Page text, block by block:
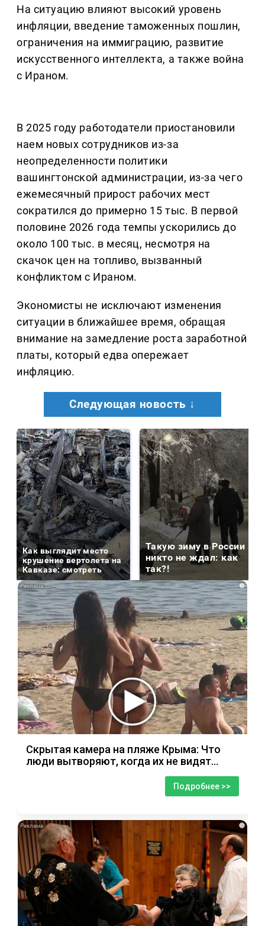
На ситуацию влияют высокий уровень
инфляции, введение таможенных пошлин,
ограничения на иммиграцию, развитие
искусственного интеллекта, а также война
с Ираном.
В 2025 году работодатели приостановили
наем новых сотрудников из-за
неопределенности политики
вашингтонской администрации, из-за чего
ежемесячный прирост рабочих мест
сократился до примерно 15 тыс. В первой
половине 2026 года темпы ускорились до
около 100 тыс. в месяц, несмотря на
скачок цен на топливо, вызванный
конфликтом с Ираном.
Экономисты не исключают изменения
ситуации в ближайшее время, обращая
внимание на замедление роста заработной
платы, который едва опережает
инфляцию.
Следующая новость ↓
Как выглядит место
крушение вертолета на
Кавказе: смотреть
Такую зиму в России
никто не ждал: как
так?!
i
Скрытая камера на пляже Крыма: Что
люди вытворяют, когда их не видят...
Подробнее >>
i